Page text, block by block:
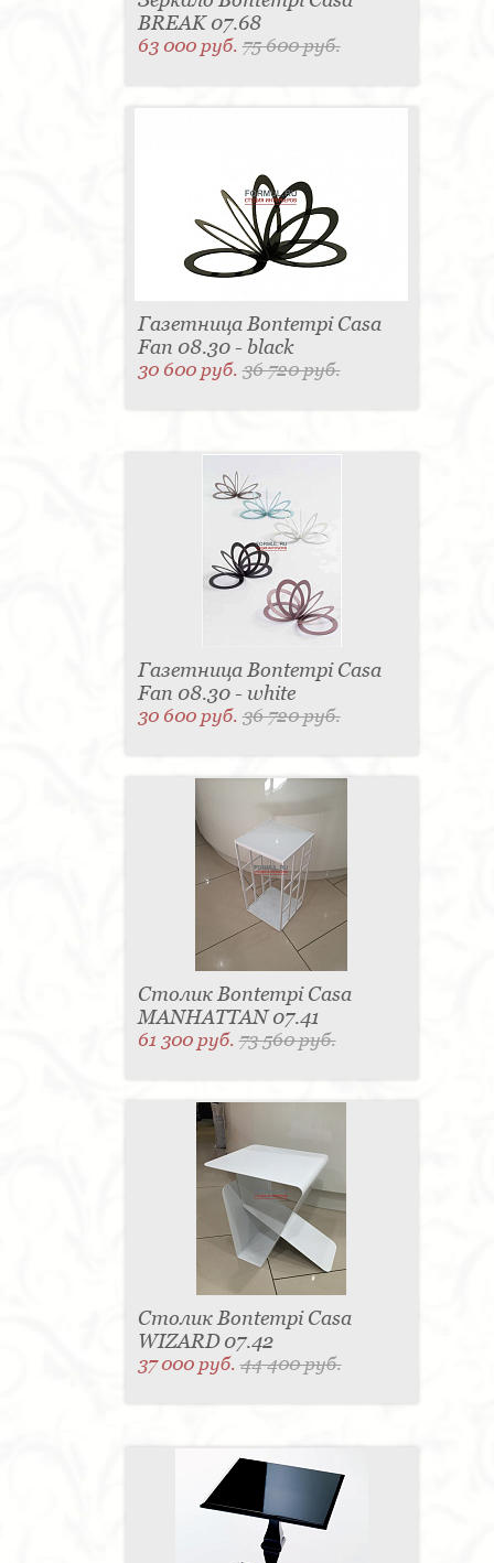
BREAK 07.68
63 000 руб.75 600 руб.
Газетница Bontempi Casa
Fan 08.30 - black
30 600 руб.36 720 руб.
Газетница Bontempi Casa
Fan 08.30 - white
30 600 руб.36 720 руб.
Столик Bontempi Casa
MANHATTAN 07.41
61 300 руб.73 560 руб.
Столик Bontempi Casa
WIZARD 07.42
37 000 руб.44 400 руб.